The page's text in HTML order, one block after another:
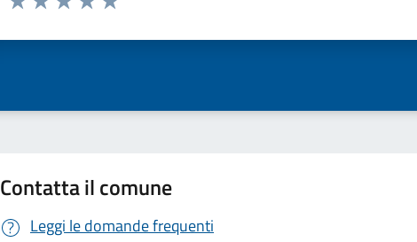
Contatta il comune
Leggi le domande frequenti